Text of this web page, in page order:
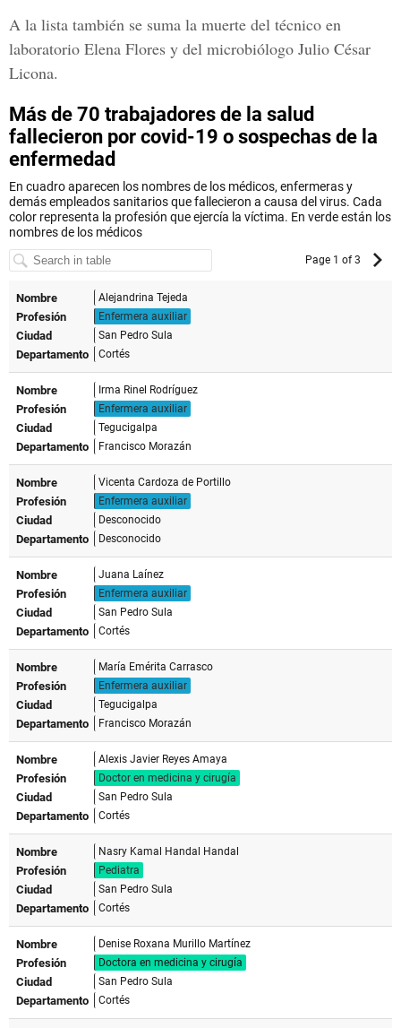
A la lista también se suma la muerte del técnico en
laboratorio Elena Flores y del microbiólogo Julio César
Licona.